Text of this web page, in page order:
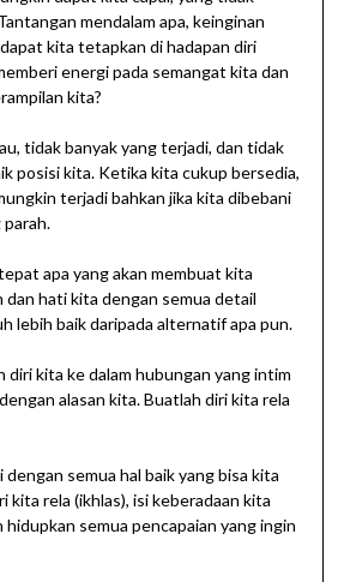
mendalam apa, keinginan
kita tetapkan di hadapan diri
energi pada semangat kita dan
kita?
tidak banyak yang terjadi, dan tidak
posisi kita. Ketika kita cukup bersedia,
terjadi bahkan jika kita dibebani
apa yang akan membuat kita
dan hati kita dengan semua detail
lebih baik daripada alternatif apa pun.
diri kita ke dalam hubungan yang intim
alasan kita. Buatlah diri kita rela
dengan semua hal baik yang bisa kita
kita rela (ikhlas), isi keberadaan kita
semua pencapaian yang ingin